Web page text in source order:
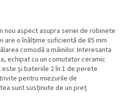
nou aspect asupra seriei de robinete
are o înălțime suficientă de 85 mm
comodă a mâinilor. Interesanta
echipat cu un comutator ceramic
și bateriile 2 în 1 de perete
pentru miezurile de
sunt susținute de un preț